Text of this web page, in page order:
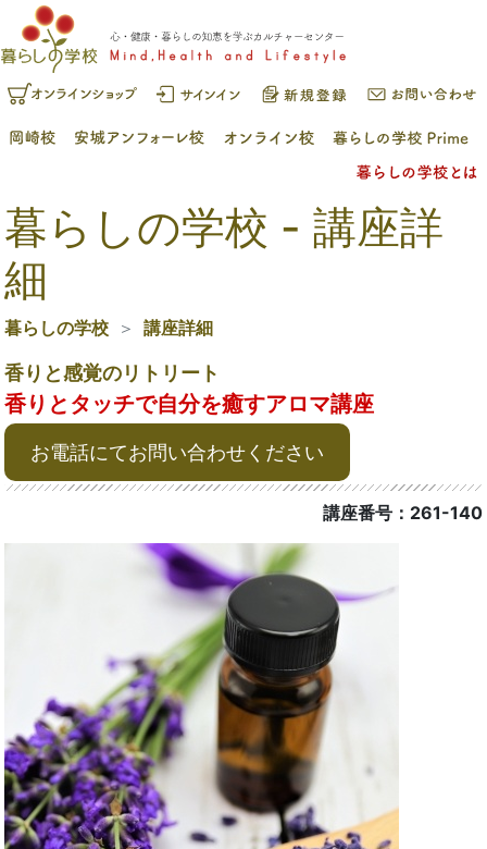
暮らしの学校 - 講座詳
細
暮らしの学校 講座詳細
香りと感覚のリトリート
香りとタッチで自分を癒すアロマ講座
お電話にてお問い合わせください
講座番号：261-140